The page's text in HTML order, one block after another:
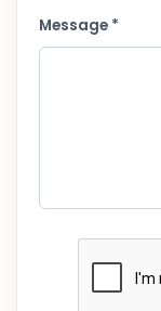
Message *